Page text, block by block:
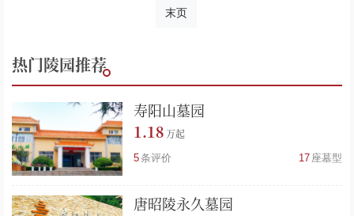
末页
热门陵园推荐
寿阳山墓园
1.18
5条评价 17 座墓型
唐昭陵永久墓园